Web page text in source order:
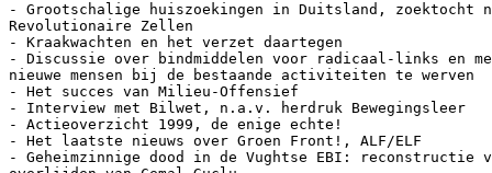
- Grootschalige huiszoekingen in Duitsland, zoektocht
Revolutionaire Zellen
- Kraakwachten en het verzet daartegen
- Discussie over bindmiddelen voor radicaal-links en
nieuwe mensen bij de bestaande activiteiten te werven
- Het succes van Milieu-Offensief
- Interview met Bilwet, n.a.v. herdruk Bewegingsleer
- Actieoverzicht 1999, de enige echte!
- Het laatste nieuws over Groen Front!, ALF/ELF
- Geheimzinnige dood in de Vughtse EBI: reconstructie